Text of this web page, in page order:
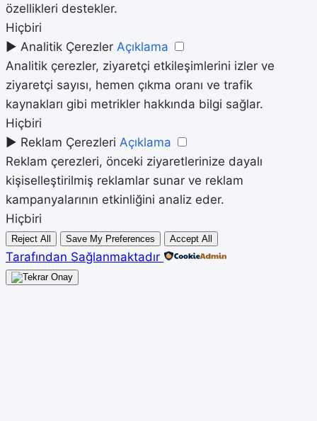
özellikleri destekler.
Hiçbiri
► Analitik Çerezler Açıklama
Analitik çerezler, ziyaretçi etkileşimlerini izler ve
ziyaretçi sayısı, hemen çıkma oranı ve trafik
kaynakları gibi metrikler hakkında bilgi sağlar.
Hiçbiri
► Reklam Çerezleri Açıklama
Reklam çerezleri, önceki ziyaretlerinize dayalı
kişiselleştirilmiş reklamlar sunar ve reklam
kampanyalarının etkinliğini analiz eder.
Hiçbiri
Reject All Save My Preferences Accept All
Tarafından Sağlanmaktadır